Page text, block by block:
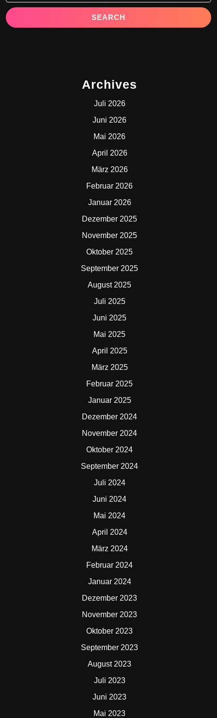
Archives
Juli 2026
Juni 2026
Mai 2026
April 2026
März 2026
Februar 2026
Januar 2026
Dezember 2025
November 2025
Oktober 2025
September 2025
August 2025
Juli 2025
Juni 2025
Mai 2025
April 2025
März 2025
Februar 2025
Januar 2025
Dezember 2024
November 2024
Oktober 2024
September 2024
Juli 2024
Juni 2024
Mai 2024
April 2024
März 2024
Februar 2024
Januar 2024
Dezember 2023
November 2023
Oktober 2023
September 2023
August 2023
Juli 2023
Juni 2023
Mai 2023